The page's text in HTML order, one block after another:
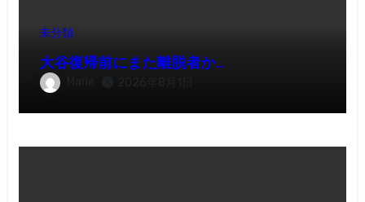
未分類
大谷復帰前にまた離脱者か…
Marie 2026年8月1日